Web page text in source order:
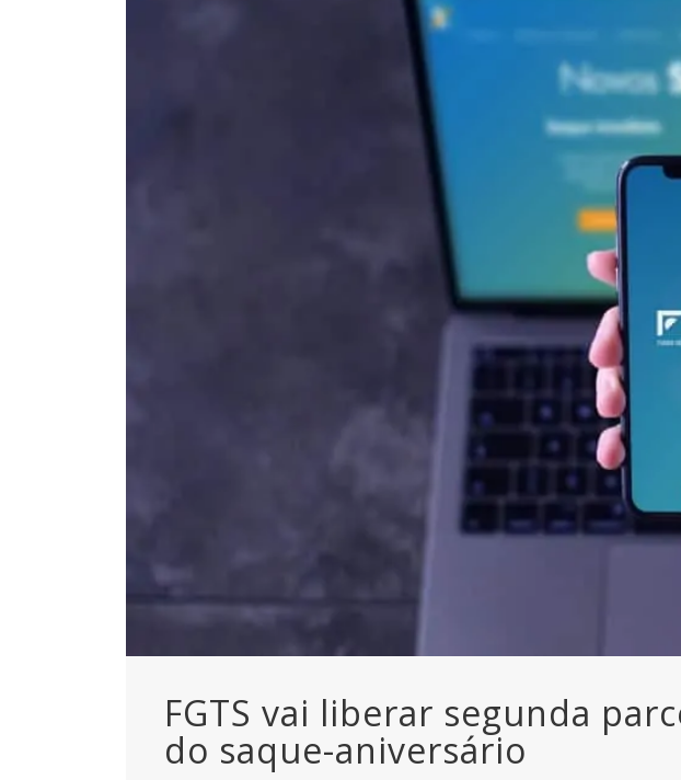
FGTS vai liberar segunda
do saque-aniversário